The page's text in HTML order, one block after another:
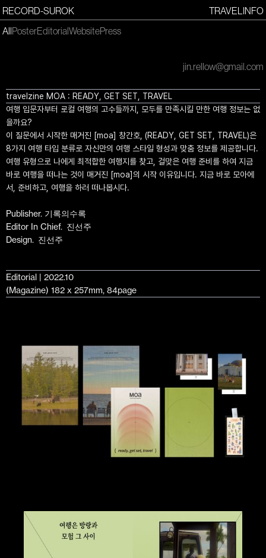
RECORD-SUROK TRAVEL INFO
AllPosterEditorialWebsitePress
jin.rellow@gmail.com
travelzine MOA : READY, GET SET, TRAVEL
여행 입문자부터 로컬 여행의 고수들까지, 모두를 만족시킬 만한 여행 정보는 없
을까요?
이 질문에서 시작한 매거진 [moa] 창간호, (READY, GET SET, TRAVEL)은
8가지 여행 타입 분류로 자신만의 여행 스타일 형성과 맞춤 정보를 제공합니다.
여행 유형으로 나에게 최적합한 여행지를 찾고, 걸맞은 여행 준비를 하여 지금
바로 여행을 떠나는 것이 매거진 [moa]의 시작 이유입니다. 지금 바로 모아에
서, 준비하고, 여행을 하러 떠나봅시다.
Publisher. 기록의수록
Editor In Chief. 진선주
Design. 진선주
Editorial | 2022.10
(Magazine) 182 x 257mm, 84page